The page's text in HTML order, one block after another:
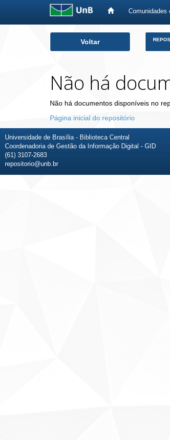
Comunidades
Voltar
Não há
Não há documentos disponíveis no
Página inicial do repositório
Universidade de Brasília - Biblioteca Central
Coordenadoria de Gestão da Informação Digital - GID
(61) 3107-2683
repositorio@unb.br